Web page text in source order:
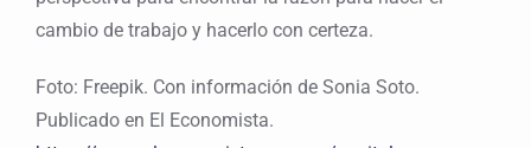
cambio de trabajo y hacerlo con certeza.
Foto: Freepik. Con información de Sonia Soto.
Publicado en El Economista.